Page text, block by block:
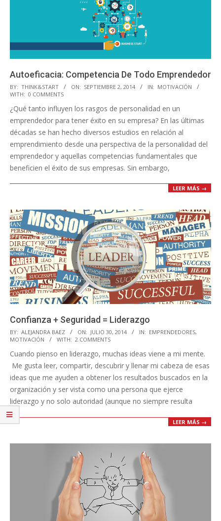
Autoeficacia: Competencia De Todo Emprendedor
2014-
09-
02
BY: THINK&START ON: SEPTIEMBRE 2, 2014 IN: MOTIVACIÓN
WITH: 0 COMMENTS
¿Qué tanto influyen los rasgos de personalidad en un
emprendedor para tener éxito en su empresa? En las últimas
décadas se han hecho diversos estudios en relación al
emprendimiento desde una perspectiva de la personalidad del
emprendedor y aquellas competencias fundamentales que
beneficien el éxito de sus empresas. Sin embargo,
LEER MÁS →
Confianza + Seguridad = Liderazgo
2014-
07-
30
BY: ALEJANDRA BAEZ ON: JULIO 30, 2014 IN: EMPRENDEDORES,
MOTIVACIÓN
WITH: 2 COMMENTS
Cuando pienso en liderazgo, muchas ideas viene a mi mente.
Me gusta leer, compartir, descubrir y llenar mi cabeza de esas
ideas que me ayuden a obtener los resultados buscados en la
organización y ser vista como una persona que ejerce
liderazgo y no solo autoridad (aunque no siempre resulta
LEER MÁS →